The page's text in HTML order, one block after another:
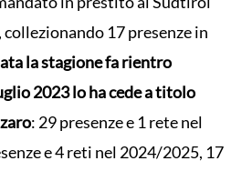
17 presenze in
la stagione fa rientro
2023 lo ha cede a titolo
: 29 presenze e 1 rete nel
e 4 reti nel 2024/2025, 17